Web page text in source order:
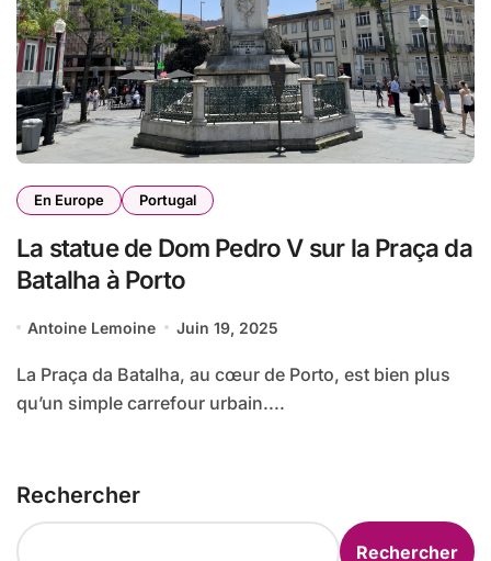
En Europe Portugal
La statue de Dom Pedro V sur la Praça da
Batalha à Porto
Antoine Lemoine Juin 19, 2025
La Praça da Batalha, au cœur de Porto, est bien plus
qu’un simple carrefour urbain....
Rechercher
Rechercher